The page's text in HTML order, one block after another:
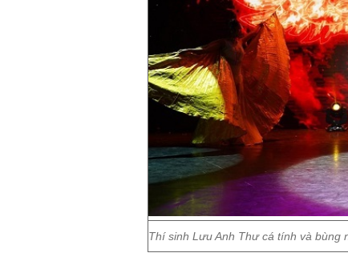
Thí sinh Lưu Anh Thư cá tính và bùng